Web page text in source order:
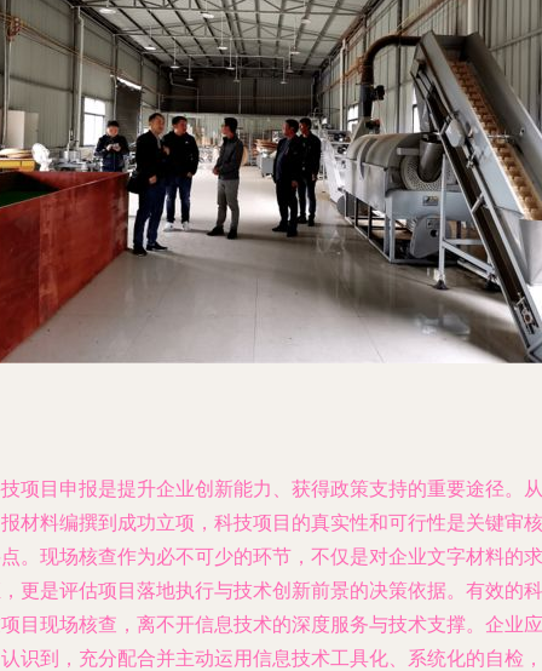
项目申报是提升企业创新能力、获得政策支持的重要途径。从
材料编撰到成功立项，科技项目的真实性和可行性是关键审核
。现场核查作为必不可少的环节，不仅是对企业文字材料的求
更是评估项目落地执行与技术创新前景的决策依据。有效的科
目现场核查，离不开信息技术的深度服务与技术支撑。企业应
识到，充分配合并主动运用信息技术工具化、系统化的自检，